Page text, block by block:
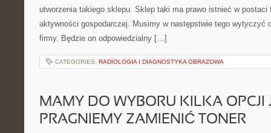
utworzenia takiego sklepu. Sklep taki ma prawo istnieć w postaci
aktywności gospodarczej. Musimy w następstwie tego wytyczyć
firmy. Będzie on odpowiedzialny […]
CATEGORIES: RADIOLOGIA I DIAGNOSTYKA OBRAZOWA
MAMY DO WYBORU KILKA OPCJI
PRAGNIEMY ZAMIENIĆ TONER